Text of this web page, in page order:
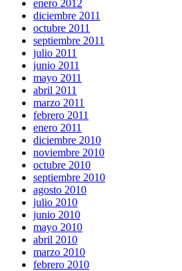
enero 2012
diciembre 2011
octubre 2011
septiembre 2011
julio 2011
junio 2011
mayo 2011
abril 2011
marzo 2011
febrero 2011
enero 2011
diciembre 2010
noviembre 2010
octubre 2010
septiembre 2010
agosto 2010
julio 2010
junio 2010
mayo 2010
abril 2010
marzo 2010
febrero 2010